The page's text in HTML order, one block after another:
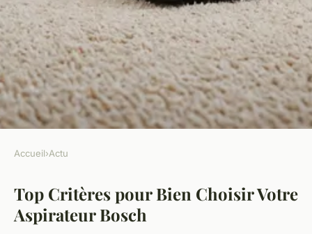
Top critères pour bien choisir
votre aspirateur bosch
Accueil›Actu
Top Critères pour Bien Choisir Votre
Aspirateur Bosch